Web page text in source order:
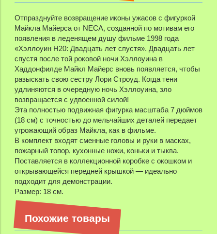
Отпразднуйте возвращение иконы ужасов с фигуркой
Майкла Майерса от NECA, созданной по мотивам его
появления в леденящем душу фильме 1998 года
«Хэллоуин H20: Двадцать лет спустя». Двадцать лет
спустя после той роковой ночи Хэллоуина в
Хаддонфилде Майкл Майерс вновь появляется, чтобы
разыскать свою сестру Лори Строуд. Когда тени
удлиняются в очередную ночь Хэллоуина, зло
возвращается с удвоенной силой!
Эта полностью подвижная фигурка масштаба 7 дюймов
(18 см) с точностью до мельчайших деталей передает
угрожающий образ Майкла, как в фильме.
В комплект входят сменные головы и руки в масках,
пожарный топор, кухонные ножи, коньки и тыква.
Поставляется в коллекционной коробке с окошком и
открывающейся передней крышкой — идеально
подходит для демонстрации.
Размер: 18 см.
Похожие товары